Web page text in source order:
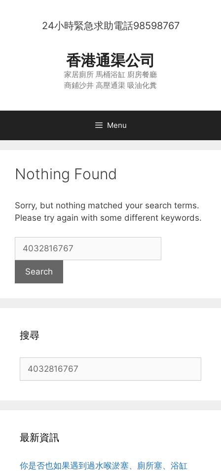
24小時緊急求助電話98598767
香港通渠公司
家居廁所 馬桶浴缸 廚房餐廳
商鋪沙井 高壓通渠 吸油化糞
Menu
Nothing Found
Sorry, but nothing matched your search terms.
Please try again with some different keywords.
for:
搜尋
for:
最新資訊
你是否也如果遇到過水喉淤塞、廁所塞、浴缸